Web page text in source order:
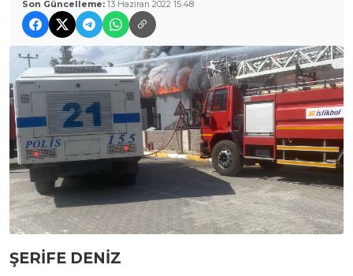
Son Güncelleme: 13 Haziran 2022 15:48
ŞERİFE DENİZ